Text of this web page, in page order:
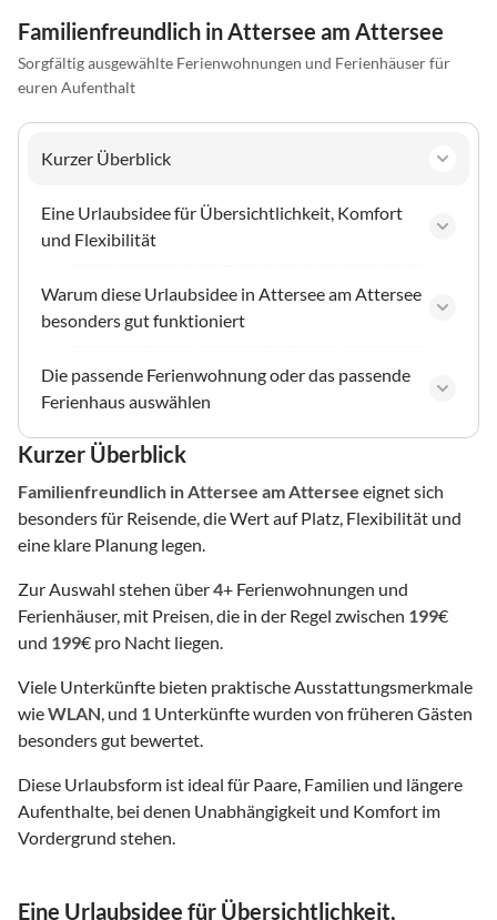
Familienfreundlich in Attersee am Attersee
Sorgfältig ausgewählte Ferienwohnungen und Ferienhäuser für
euren Aufenthalt
Kurzer Überblick
Eine Urlaubsidee für Übersichtlichkeit, Komfort
und Flexibilität
Warum diese Urlaubsidee in Attersee am Attersee
besonders gut funktioniert
Die passende Ferienwohnung oder das passende
Ferienhaus auswählen
Kurzer Überblick
Familienfreundlich in Attersee am Attersee eignet sich
besonders für Reisende, die Wert auf Platz, Flexibilität und
eine klare Planung legen.
Zur Auswahl stehen über4+ Ferienwohnungen und
Ferienhäuser, mit Preisen, die in der Regel zwischen 199€
und 199€ pro Nacht liegen.
Viele Unterkünfte bieten praktische Ausstattungsmerkmale
wieWLAN , und 1 Unterkünfte wurden von früheren Gästen
besonders gut bewertet.
Diese Urlaubsform ist ideal für Paare, Familien und längere
Aufenthalte, bei denen Unabhängigkeit und Komfort im
Vordergrund stehen.
Eine Urlaubsidee für Übersichtlichkeit,